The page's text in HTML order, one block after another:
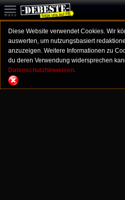
Diese Website verwendet Cookies. Wir
auswerten, um nutzungsbasiert
anzuzeigen. Weitere Informationen zu
du deren Verwendung widersprechen
Datenschutzhinweisen.